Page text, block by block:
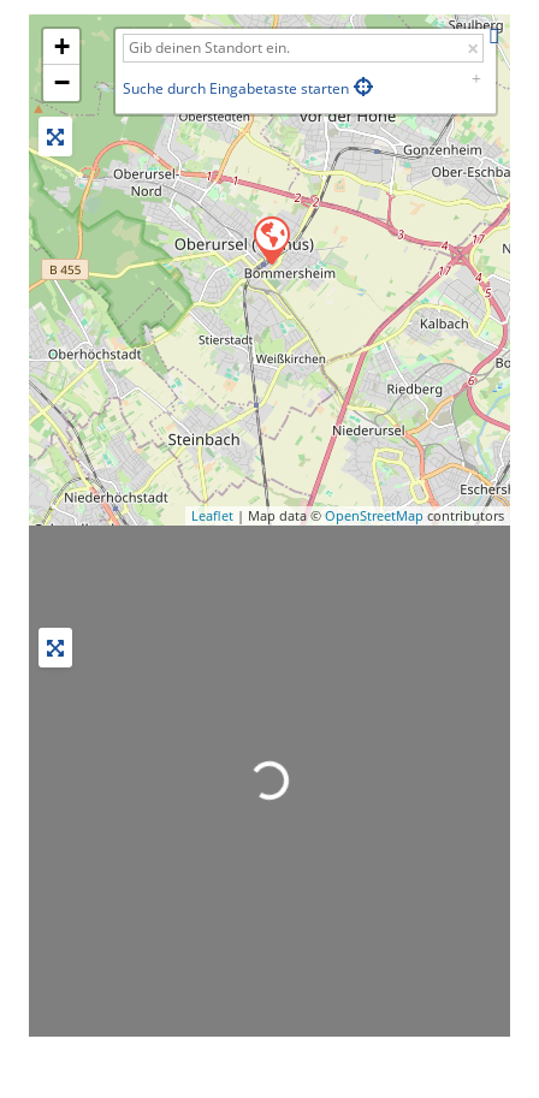
+
−
Suche durch Eingabetaste starten
Leaflet | Map data © OpenStreetMap contributors
Wird geladen …